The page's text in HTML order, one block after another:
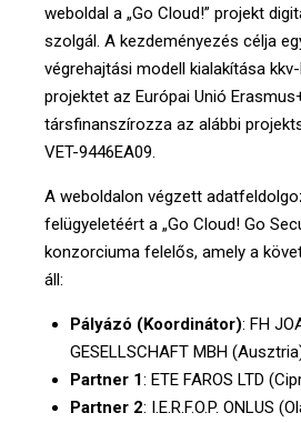
weboldal a „Go Cloud!” projekt
szolgál. A kezdeményezés célja
végrehajtási modell kialakítása
projektet az Európai Unió
társfinanszírozza az alábbi
VET-9446EA09.
A weboldalon végzett
felügyeletéért a „Go Cloud! Go
konzorciuma felelős, amely a
áll:
Pályázó (Koordinátor): FH
GESELLSCHAFT MBH
Partner 1: ETE FAROS LTD
Partner 2: I.E.R.F.O.P. ONLUS